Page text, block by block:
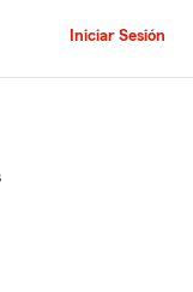
Iniciar Sesión